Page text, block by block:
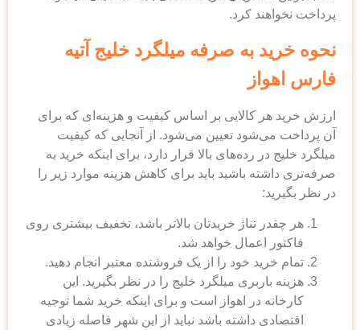
پرداخت نخواهند کرد.
نحوه خرید به صرفه میلگرد خلیج آتیه
فارس اهواز
ارزش خرید هر کالایی بر اساس کیفیت و هزینه‌ای که برای
آن پرداخت می‌شود تعیین می‌شود. از آنجایی که کیفیت
میلگرد خلیج در رده‌های بالا قرار دارد، برای اینکه خرید به
صرفه‌تری داشته باشید باید برای کاهش هزینه موارد زیر را
در نظر بگیرید:
هر چقدر تناژ خریدتان بالاتر باشد، تخفیف بیشتری روی
فاکتور اعمال خواهد شد.
تمام خرید خود را از یک فروشنده معتبر انجام دهید.
هزینه باربری میلگرد خلیج را در نظر بگیرید. این
کارخانه در اهواز است و برای اینکه خرید شما توجیه
اقتصادی داشته باشد نباید از این شهر فاصله زیادی